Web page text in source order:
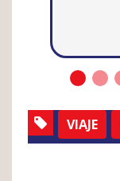
VIAJE